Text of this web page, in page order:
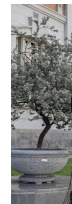
推
薦，
澎
湖
南
方
四
島、
薰
衣
草
森
林
潛
水、
珍
貴
藍
洞、
東
吉
嶼
秘
境！〉
中